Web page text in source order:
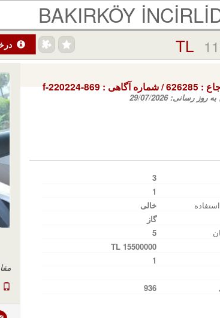
BAKIRKÖY
:
626285/ شماره آگاهی‌ : f-220224-869
به روز رسانی:29/07/2026
3
1
خالی‌
گاز
5
15500000 TL
1
936